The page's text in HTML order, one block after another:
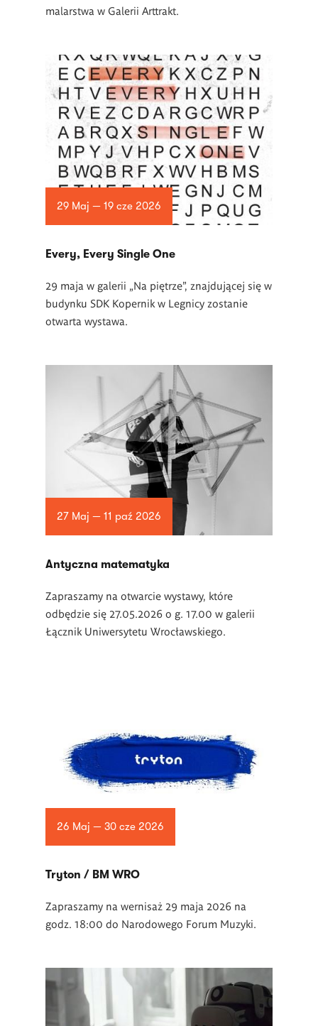
malarstwa w Galerii Arttrakt.
29 Maj — 19 cze 2026
Every, Every Single One
29 maja w galerii „Na piętrze”, znajdującej się w
budynku SDK Kopernik w Legnicy zostanie
otwarta wystawa.
27 Maj — 11 paź 2026
Antyczna matematyka
Zapraszamy na otwarcie wystawy, które
odbędzie się 27.05.2026 o g. 17.00 w galerii
Łącznik Uniwersytetu Wrocławskiego.
26 Maj — 30 cze 2026
Tryton / BM WRO
Zapraszamy na wernisaż 29 maja 2026 na
godz. 18:00 do Narodowego Forum Muzyki.